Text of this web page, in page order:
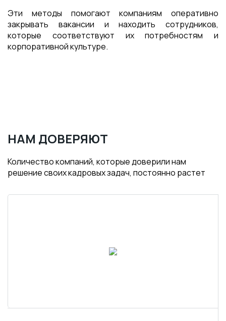
Эти методы помогают компаниям оперативно
закрывать вакансии и находить сотрудников,
которые соответствуют их потребностям и
корпоративной культуре.
НАМ ДОВЕРЯЮТ
Количество компаний, которые доверили нам
решение своих кадровых задач, постоянно растет